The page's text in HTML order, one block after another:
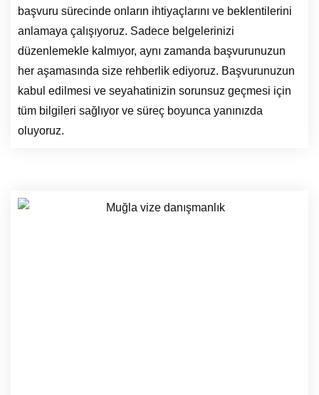
başvuru sürecinde onların ihtiyaçlarını ve beklentilerini
anlamaya çalışıyoruz. Sadece belgelerinizi
düzenlemekle kalmıyor, aynı zamanda başvurunuzun
her aşamasında size rehberlik ediyoruz. Başvurunuzun
kabul edilmesi ve seyahatinizin sorunsuz geçmesi için
tüm bilgileri sağlıyor ve süreç boyunca yanınızda
oluyoruz.